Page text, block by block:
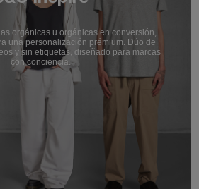
orgánicas u orgánicas en conversión,
una personalización prémium. Dúo de
y sin etiquetas, diseñado para marcas
con conciencia.